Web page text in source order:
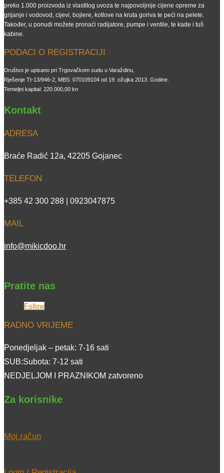
preko 1.000 proizvoda iz vlastitog uvoza te najpovoljnije cijene opreme za
grijanje i vodovod, cijevi, bojlere, kotlove na kruta goriva te peći na pelete.
Također, u ponudi možete pronaći radijatore, pumpe i ventile, te kade i tuš
kabine.
PODACI O REGISTRACIJI
Društvo je upisano pri Trgovačkom sudu u Varaždinu,
Rješenje Tt-13/946-2, MBS: 070109104 od 19. ožujka 2013. Godine.
Temeljni kapital: 220.000,00 kn
Kontakt
ADRESA
Braće Radić 12a, 42205 Gojanec
TELEFON
+385 42 300 288 | 0923047875
MAIL
info@mikicdoo.hr
Pratite nas
Follow
RADNO VRIJEME
Ponedjeljak – petak: 7-16 sati
SUB:Subota: 7-12 sati
NEDJELJOM I PRAZNIKOM zatvoreno
Za korisnike
Moj račun